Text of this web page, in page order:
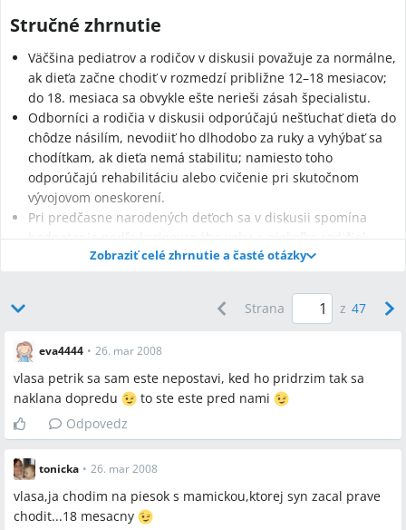
Stručné zhrnutie
Väčšina pediatrov a rodičov v diskusii považuje za normálne,
ak dieťa začne chodiť v rozmedzí približne 12–18 mesiacov;
do 18. mesiaca sa obvykle ešte nerieši zásah špecialistu.
Odborníci a rodičia v diskusii odporúčajú nešťuchať dieťa do
chôdze násilím, nevodiiť ho dlhodobo za ruky a vyhýbať sa
chodítkam, ak dieťa nemá stabilitu; namiesto toho
odporúčajú rehabilitáciu alebo cvičenie pri skutočnom
vývojovom oneskorení.
Pri predčasne narodených deťoch sa v diskusii spomína
uviedlo, že boli odoslané na neurologické alebo
Najčastejšie otázky
Q:Kedy je ešte považované za normálne, ak dieťa ešte
nechodí?
A:V diskusii rodičky a pediatri viackrát uviedli, že do 18
mesiacov je chodenie považované za normálne; niektoré
príspevky zároveň pripomínali korigovaný vek u predčasne
narodených.
Zobraziť celé zhrnutie a časté otázky
Strana z 47
eva4444 • 26. mar 2008
vlasa petrik sa sam este nepostavi, ked ho pridrzim tak sa
naklana dopredu
to ste este pred nami
Odpovedz
tonicka • 26. mar 2008
vlasa,ja chodim na piesok s mamickou,ktorej syn zacal prave
chodit...18 mesacny